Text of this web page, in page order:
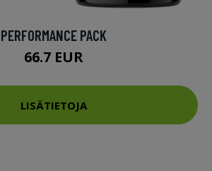
PERFORMANCE PACK
66.7 EUR
LISÄTIETOJA